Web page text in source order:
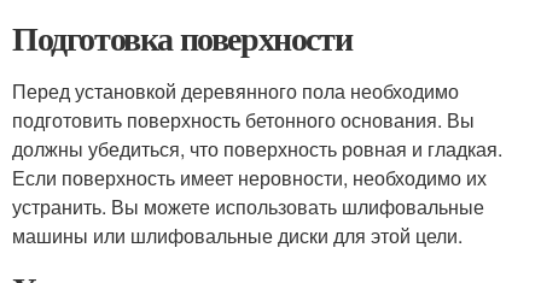
Подготовка поверхности
Перед установкой деревянного пола необходимо
подготовить поверхность бетонного основания. Вы
должны убедиться, что поверхность ровная и гладкая.
Если поверхность имеет неровности, необходимо их
устранить. Вы можете использовать шлифовальные
машины или шлифовальные диски для этой цели.